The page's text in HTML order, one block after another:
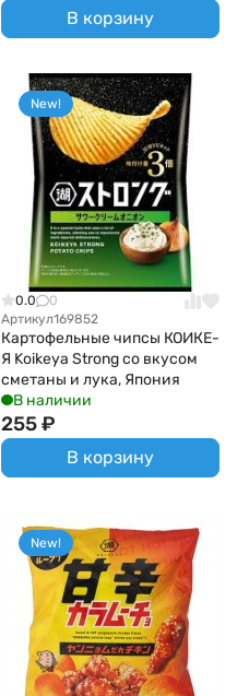
В корзину
New!
0.0
0
Артикул169852
Картофельные чипсы КОИКЕ-
Я Koikeya Strong со вкусом
сметаны и лука, Япония
В наличии
255₽
В корзину
New!